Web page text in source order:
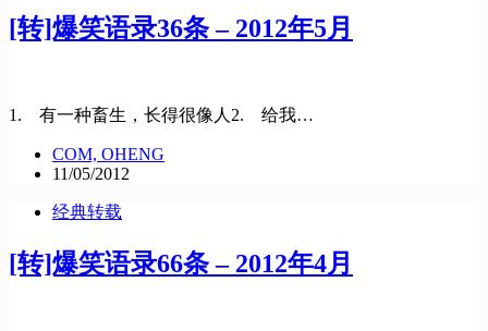
[转]爆笑语录36条 – 2012年5月
1. 有一种畜生，长得很像人2. 给我…
COM, OHENG
11/05/2012
经典转载
[转]爆笑语录66条 – 2012年4月